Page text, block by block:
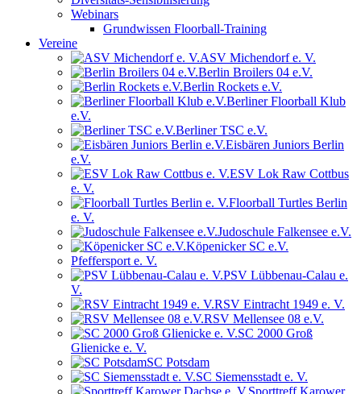
Webinars
Grundwissen Floorball-Training
Vereine
ASV Michendorf e. V.
Berlin Broilers 04 e.V.
Berlin Rockets e.V.
Berliner Floorball Klub
e.V.
Berliner TSC e.V.
Eisbären Juniors Berlin
e.V.
ESV Lok Raw Cottbus
e. V.
Floorball Turtles Berlin
e. V.
Judoschule Falkensee e.V.
Köpenicker SC e.V.
Pfeffersport e. V.
PSV Lübbenau-Calau e.
V.
RSV Eintracht 1949 e. V.
RSV Mellensee 08 e.V.
SC 2000 Groß
Glienicke e. V.
SC Potsdam
SC Siemensstadt e. V.
Sporttreff Karower